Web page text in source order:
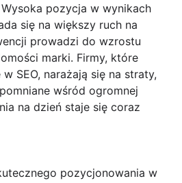
pozycja w wynikach
się na większy ruch na
prowadzi do wzrostu
marki. Firmy, które
SEO, narażają się na straty,
wśród ogromnej
na dzień staje się coraz
pozycjonowania w